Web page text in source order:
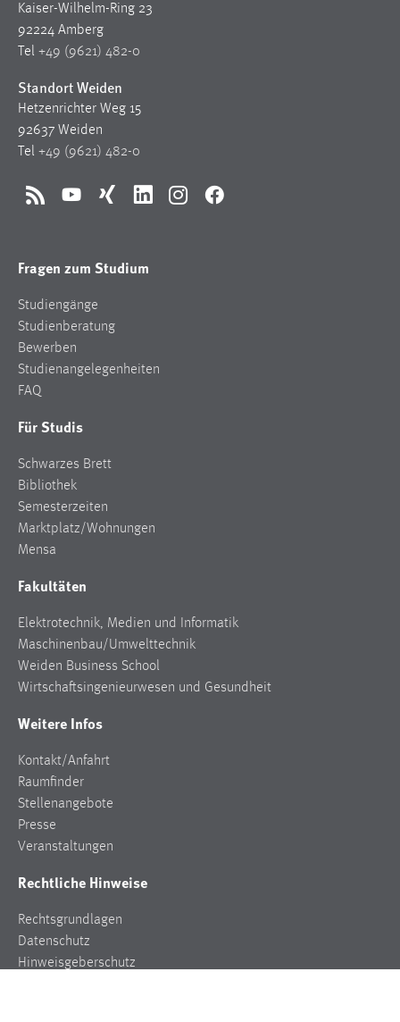
Kaiser-Wilhelm-Ring 23
92224 Amberg
Tel +49 (9621) 482-0
Standort Weiden
Hetzenrichter Weg 15
92637 Weiden
Tel +49 (9621) 482-0
RSS YouTubeXing LinkedInInstagramFacebook
Fragen zum Studium
Studiengänge
Studienberatung
Bewerben
Studienangelegenheiten
FAQ
Für Studis
Schwarzes Brett
Bibliothek
Semesterzeiten
Marktplatz/Wohnungen
Mensa
Fakultäten
Elektrotechnik, Medien und Informatik
Maschinenbau/Umwelttechnik
Weiden Business School
Wirtschaftsingenieurwesen und Gesundheit
Weitere Infos
Kontakt/Anfahrt
Raumfinder
Stellenangebote
Presse
Veranstaltungen
Rechtliche Hinweise
Rechtsgrundlagen
Datenschutz
Hinweisgeberschutz